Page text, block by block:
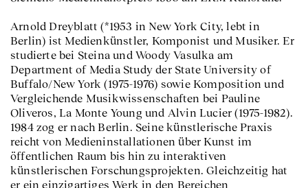
Arnold Dreyblatt (*1953 in New York City, lebt in
Berlin) ist Medienkünstler, Komponist und Musiker. Er
studierte bei Steina und Woody Vasulka am
Department of Media Study der State University of
Buffalo/New York (1975-1976) sowie Komposition und
Vergleichende Musikwissenschaften bei Pauline
Oliveros, La Monte Young und Alvin Lucier (1975-1982).
1984 zog er nach Berlin. Seine künstlerische Praxis
reicht von Medieninstallationen über Kunst im
öffentlichen Raum bis hin zu interaktiven
künstlerischen Forschungsprojekten. Gleichzeitig hat
er ein einzigartiges Werk in den Bereichen